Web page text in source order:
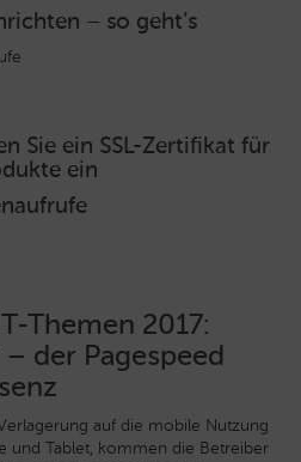
– so geht’s
Sie ein SSL-Zertifikat für
ein
Themen 2017:
der Pagespeed
auf die mobile Nutzung
und Tablet, kommen die Betreiber